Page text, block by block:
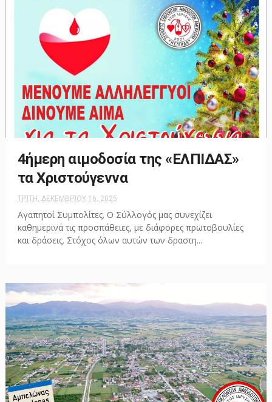
4ήμερη αιμοδοσία της «ΕΛΠΙΔΑΣ»
τα Χριστούγεννα
ΤΡΊΤΗ, ΔΕΚΕΜΒΡΊΟΥ 16, 2025
Αγαπητοί Συμπολίτες. Ο Σύλλογός μας συνεχίζει
καθημερινά τις προσπάθειες, με διάφορες πρωτοβουλίες
και δράσεις. Στόχος όλων αυτών των δραστη...